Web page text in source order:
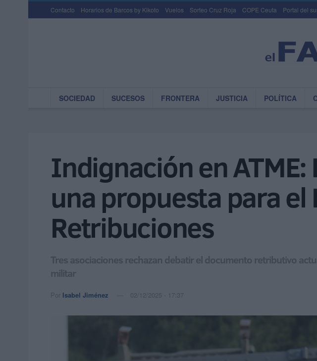
Contacto Horarios de Barcos by Kikoto Vuelos Sorteo Cruz Roja COPE Ceuta Portal del
SOCIEDAD SUCESOS FRONTERA JUSTICIA POLÍTICA
Indignación en
una propuesta para
Retribuciones
Tres asociaciones rechazan debatir el documento retributivo
militar
Por Isabel Jiménez 02/12/2025 - 17:37